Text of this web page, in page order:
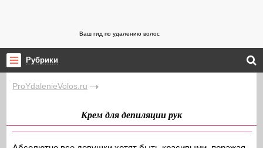
Ваш гид по удалению волос
Рубрики
ProYdalenieVolos.ru
Крем для депиляции рук